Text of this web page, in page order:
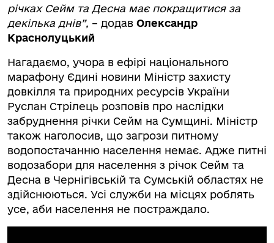
річках Сейм та Десна має покращитися за
декілька днів”, – додав Олександр
Краснолуцький
Нагадаємо, учора в ефірі національного
марафону Єдині новини Міністр захисту
довкілля та природних ресурсів України
Руслан Стрілець розповів про наслідки
забруднення річки Сейм на Сумщині. Міністр
також наголосив, що загрози питному
водопостачанню населення немає. Адже питні
водозабори для населення з річок Сейм та
Десна в Чернігівській та Сумській областях не
здійснюються. Усі служби на місцях роблять
усе, аби населення не постраждало.